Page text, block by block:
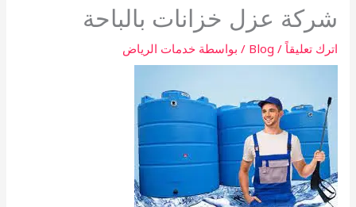
شركة عزل خزانات بالباحة
اترك تعليقاً /
Blog / بواسطة خدمات الرياض